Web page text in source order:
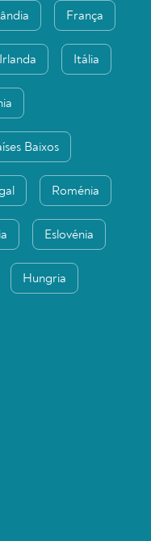
França
Irlanda Itália
Baixos
Roménia
Eslovénia
Hungria